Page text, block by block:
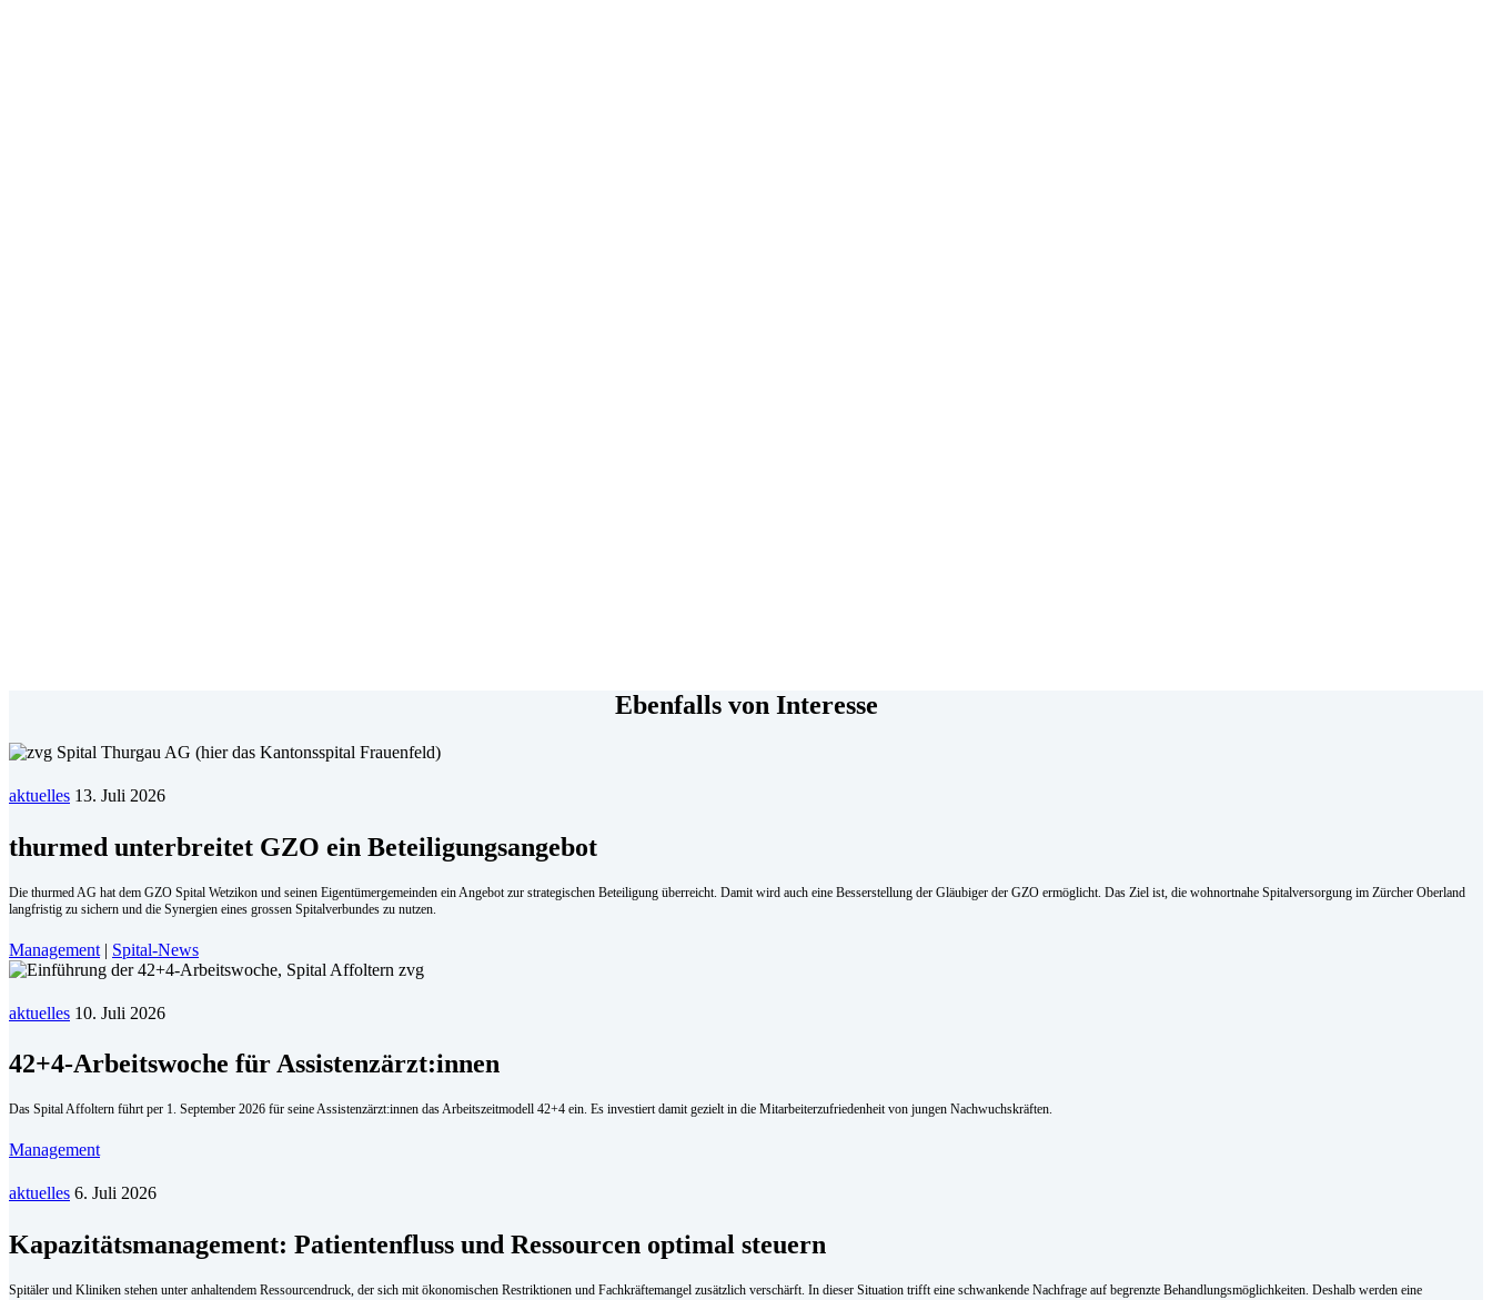
Ebenfalls von Interesse
aktuelles 13. Juli 2026
thurmed unterbreitet GZO ein Beteiligungsangebot
Die thurmed AG hat dem GZO Spital Wetzikon und seinen Eigentümergemeinden ein Angebot zur strategischen Beteiligung überreicht. Damit wird auch eine Besserstellung der Gläubiger der GZO ermöglicht. Das Ziel ist, die wohnortnahe Spitalversorgung im Zürcher Oberland
langfristig zu sichern und die Synergien eines grossen Spitalverbundes zu nutzen.
Management | Spital-News
aktuelles 10. Juli 2026
42+4-Arbeitswoche für Assistenzärzt:innen
Das Spital Affoltern führt per 1. September 2026 für seine Assistenzärzt:innen das Arbeitszeitmodell 42+4 ein. Es investiert damit gezielt in die Mitarbeiterzufriedenheit von jungen Nachwuchskräften.
Management
aktuelles 6. Juli 2026
Kapazitätsmanagement: Patientenfluss und Ressourcen optimal steuern
Spitäler und Kliniken stehen unter anhaltendem Ressourcendruck, der sich mit ökonomischen Restriktionen und Fachkräftemangel zusätzlich verschärft. In dieser Situation trifft eine schwankende Nachfrage auf begrenzte Behandlungsmöglichkeiten. Deshalb werden eine